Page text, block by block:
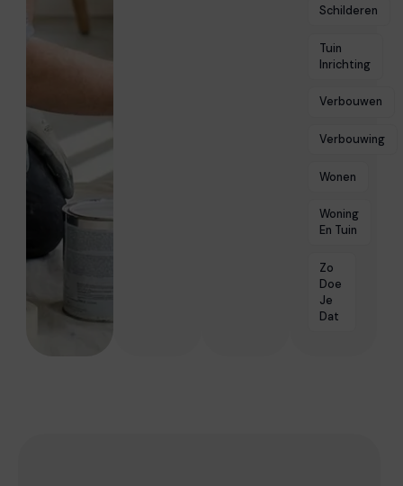
Schilderen
Tuin
Inrichting
Verbouwen
Verbouwing
Wonen
Woning
En Tuin
Zo
Doe
Je
Dat